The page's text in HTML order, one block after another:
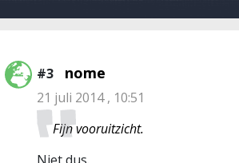
#3 nome
21 juli 2014 , 10:51
Fijn vooruitzicht.